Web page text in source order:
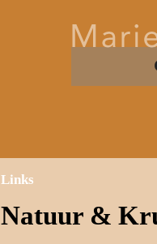
Links
Natuur &